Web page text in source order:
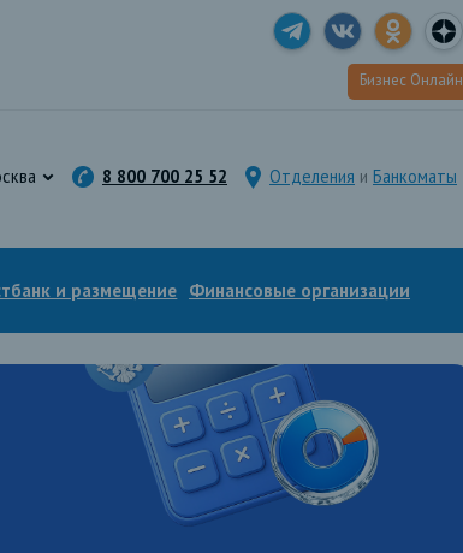
Бизнес Онлайн
8 800 700 25 52 Отделения и Банкоматы
и размещение Финансовые организации